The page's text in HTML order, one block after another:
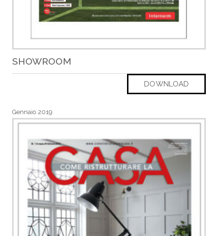
SHOWROOM
DOWNLOAD
Gennaio 2019